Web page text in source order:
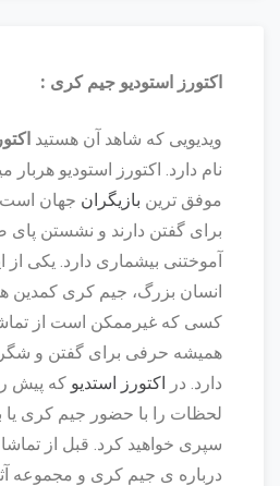
اکتورز استودیو جیم کری :
ویدیویی که شاهد آن هستید
نام دارد. اکتورز استودیو هربار
موفق ترین بازیگران جهان
برای گفتن دارند و نشستن
آموختنی بیشماری دارد. یکی از
انسان بزرگ، جیم کری
کسی که غیرممکن است از
همیشه حرفی برای گفتن و
دارد. در اکتورز استدیو که پیش
لحظات را با حضور جیم کری
سپری خواهید کرد. قبل از
درباره ی جیم کری و مجموعه